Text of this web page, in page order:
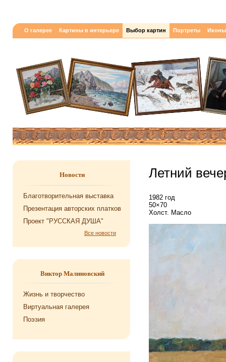
О галерее Картины в интерьере Выбор картин Портреты Иконы
Новости
Благотворительная выставка
Презентация авторских платков
Проект "РУССКАЯ ДУША"
Все новости
Виктор Малиновский
Жизнь и творчество
Виртуальная галерея
Поэзия
Летний
1982 год
50×70
Холст. Масло